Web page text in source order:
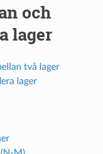
och
lager
två lager
lager